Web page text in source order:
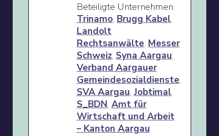
Beteiligte Unternehmen:
Trinamo, Brugg Kabel,
Landolt
Rechtsanwälte, Messer
Schweiz, Syna Aargau,
Verband Aargauer
Gemeindesozialdienste,
SVA Aargau, Jobtimal,
S_BDN, Amt für
Wirtschaft und Arbeit
– Kanton Aargau